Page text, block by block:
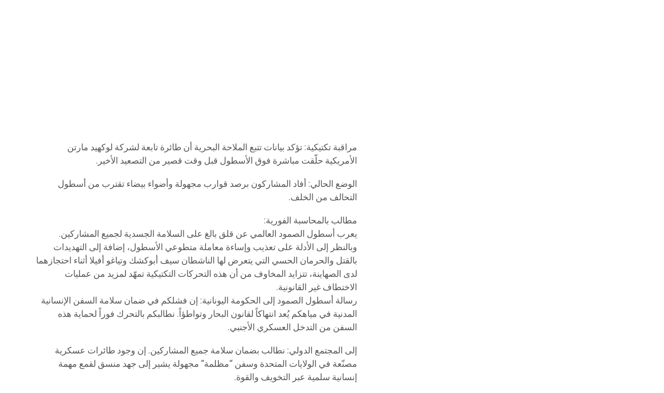
مراقبة تكتيكية: تؤكد بيانات تتبع الملاحة البحرية أن طائرة تابعة لشركة لوكهيد مارتن
الأمريكية حلّقت مباشرة فوق الأسطول قبل وقت قصير من التصعيد الأخير.
الوضع الحالي: أفاد المشاركون برصد قوارب مجهولة وأضواء بيضاء تقترب من أسطول
التحالف من الخلف.
مطالب بالمحاسبة الفورية:
يعرب أسطول الصمود العالمي عن قلق بالغ على السلامة الجسدية لجميع المشاركين.
وبالنظر إلى الأدلة على تعذيب وإساءة معاملة متطوعي الأسطول، إضافة إلى التهديدات
بالقتل والحرمان الحسي التي يتعرض لها الناشطان سيف أبوكشك وتياغو أفيلا أثناء احتجازهما
لدى الصهاينة، تتزايد المخاوف من أن هذه التحركات التكتيكية تمهّد لمزيد من عمليات
الاختطاف غير القانونية.
رسالة أسطول الصمود إلى الحكومة اليونانية: إن فشلكم في ضمان سلامة السفن الإنسانية
المدنية في مياهكم يُعد انتهاكاً لقانون البحار وتواطؤاً. نطالبكم بالتحرك فوراً لحماية هذه
السفن من التدخل العسكري الأجنبي.
إلى المجتمع الدولي: نطالب بضمان سلامة جميع المشاركين. إن وجود طائرات عسكرية
مصنّعة في الولايات المتحدة وسفن “مظلمة” مجهولة يشير إلى جهد منسق لقمع مهمة
إنسانية سلمية عبر التخويف والقوة.